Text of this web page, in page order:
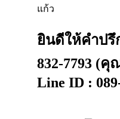
แก้ว
ยินดีให้คำปรึ
832-7793 (
Line ID :